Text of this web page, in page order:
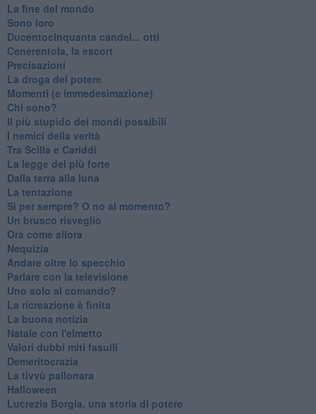
La fine del mondo
Sono loro
Ducentocinquanta candel... otti
Cenerentola, la escort
Precisazioni
La droga del potere
Momenti (e immedesimazione)
Chi sono?
Il più stupido dei mondi possibili
I nemici della verità
Tra Scilla e Cariddi
La legge del più forte
Dalla terra alla luna
La tentazione
​Sì per sempre? O no al momento?
Un brusco risveglio
Ora come allora
Nequizia
Andare oltre lo specchio
Parlare con la televisione
Uno solo al comando?
La ricreazione è finita
La buona notizia
Natale con l'elmetto
Valori dubbi miti fasulli
Demeritocrazia
La tivvù pallonara
Halloween
​Lucrezia Borgia, una storia di potere